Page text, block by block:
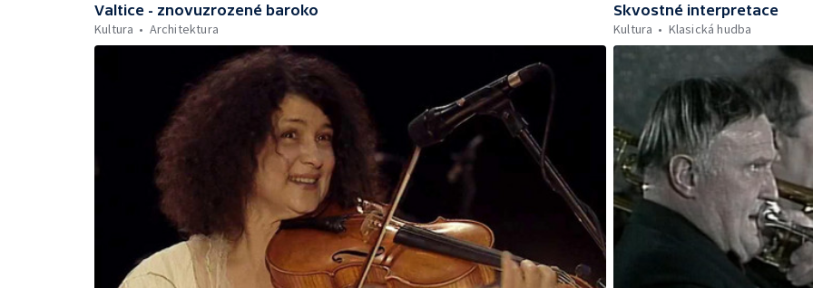
Valtice - znovuzrozené baroko
Kultura
Architektura
Skvostné interpretace
Kultura
Klasická hudba